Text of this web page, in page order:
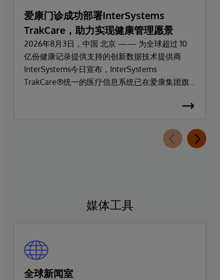
爱康门诊成功部署InterSystems
TrakCare，助力实现健康管理愿景
2026年8月3日，中国 北京 —— 为全球超过 10
亿份健康记录提供支持的创新数据技术提供商
InterSystems今日宣布，InterSystems
TrakCare®统一的医疗信息系统已在爱康集团旗
媒体工具
全球新闻室